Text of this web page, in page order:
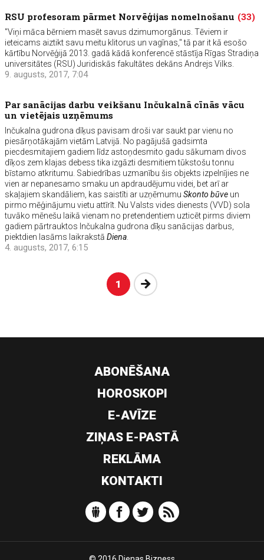
RSU profesoram pārmet Norvēģijas nomelnošanu (33)
"Viņi māca bērniem masēt savus dzimumorgānus. Tēviem ir
ieteicams aiztikt savu meitu klitorus un vagīnas," tā par it kā esošo
kārtību Norvēģijā 2013. gadā kādā konferencē stāstīja Rīgas Stradiņa
universitātes (RSU) Juridiskās fakultātes dekāns Andrejs Vilks.
9. augusts, 2017, 7:04
Par sanācijas darbu veikšanu Inčukalnā cīnās vācu
un vietējais uzņēmums
Inčukalna gudrona dīķus pavisam droši var saukt par vienu no
piesārņotākajām vietām Latvijā. No pagājušā gadsimta
piecdesmitajiem gadiem līdz astoņdesmito gadu sākumam divos
dīķos zem klajas debess tika izgāzti desmitiem tūkstošu tonnu
bīstamo atkritumu. Sabiedrības uzmanību šis objekts izpelnījies ne
vien ar nepanesamo smaku un apdraudējumu videi, bet arī ar
skaļajiem skandāliem, kas saistīti ar uzņēmumuSkonto būve un
pirmo mēģinājumu vietu attīrīt. Nu Valsts vides dienests (VVD) sola
tuvāko mēnešu laikā vienam no pretendentiem uzticēt pirms diviem
gadiem pārtrauktos Inčukalna gudrona dīķu sanācijas darbus,
piektdien lasāms laikrakstāDiena
4. augusts, 2017, 6:15
1 Nākošā
ABONĒŠANA
HOROSKOPI
E-AVĪZE
ZIŅAS E-PASTĀ
REKLĀMA
KONTAKTI